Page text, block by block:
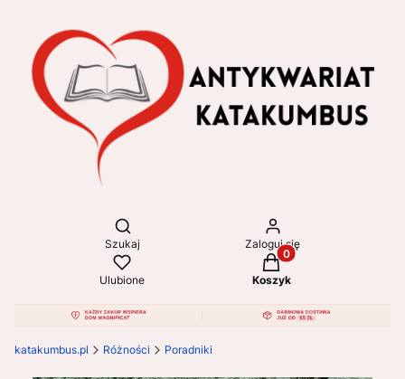
Otwórz wyszukiwarkę
Szukaj Zaloguj się
Ulubione
Produkty w koszyku:
Koszyk
katakumbus.pl Różności Poradniki